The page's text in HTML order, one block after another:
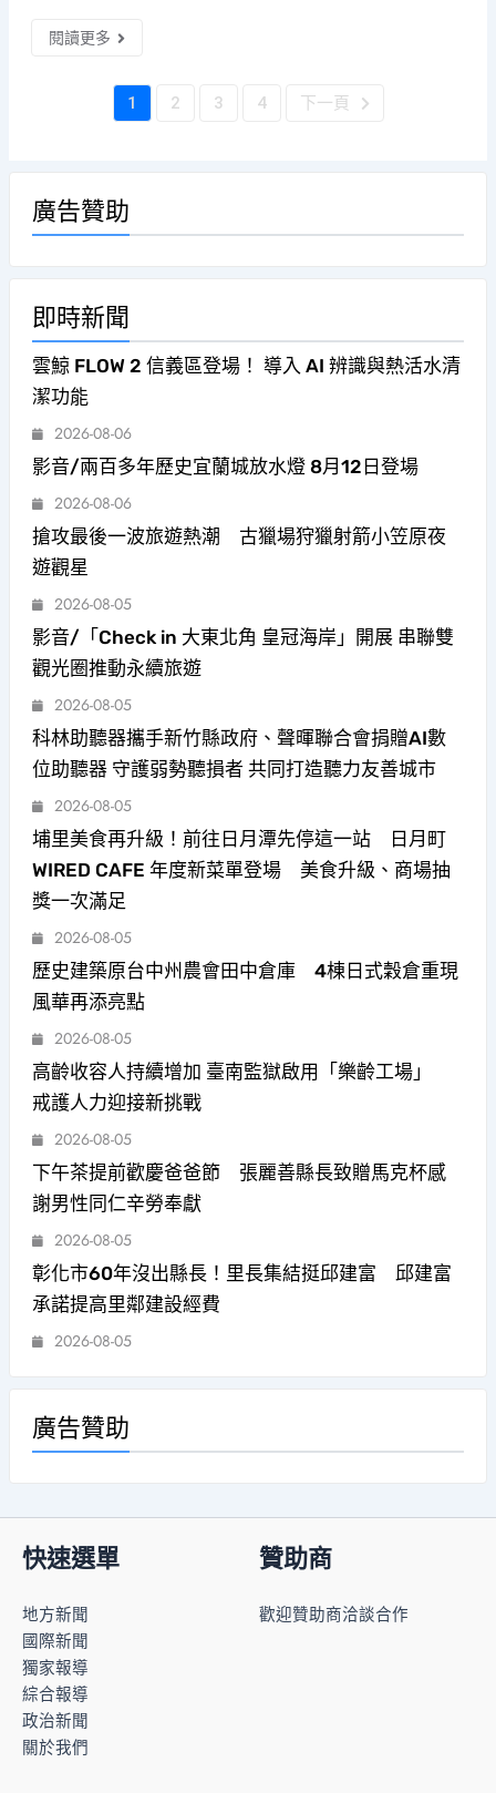
閱讀更多
1 2 3 4 下一頁
廣告贊助
即時新聞
雲鯨 FLOW 2 信義區登場！ 導入 AI 辨識與熱活水清
潔功能
2026-08-06
影音/兩百多年歷史宜蘭城放水燈 8月12日登場
2026-08-06
搶攻最後一波旅遊熱潮 古獵場狩獵射箭小笠原夜
遊觀星
2026-08-05
影音/「Check in 大東北角 皇冠海岸」開展 串聯雙
觀光圈推動永續旅遊
2026-08-05
科林助聽器攜手新竹縣政府、聲暉聯合會捐贈AI數
位助聽器 守護弱勢聽損者 共同打造聽力友善城市
2026-08-05
埔里美食再升級！前往日月潭先停這一站 日月町
WIRED CAFE 年度新菜單登場 美食升級、商場抽
獎一次滿足
2026-08-05
歷史建築原台中州農會田中倉庫 4棟日式穀倉重現
風華再添亮點
2026-08-05
高齡收容人持續增加 臺南監獄啟用「樂齡工場」
戒護人力迎接新挑戰
2026-08-05
下午茶提前歡慶爸爸節 張麗善縣長致贈馬克杯感
謝男性同仁辛勞奉獻
2026-08-05
彰化市60年沒出縣長！里長集結挺邱建富 邱建富
承諾提高里鄰建設經費
2026-08-05
廣告贊助
快速選單
地方新聞
國際新聞
獨家報導
綜合報導
政治新聞
關於我們
贊助商
歡迎贊助商洽談合作